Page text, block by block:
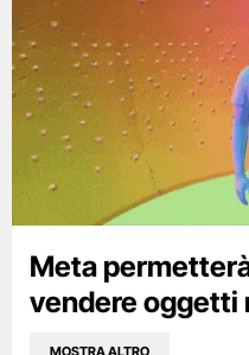
Meta
vendere oggetti
MOSTRA ALTRO